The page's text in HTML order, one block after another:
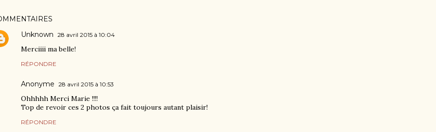
Unknown 28 avril 2015 à 10:04
Merciiii ma belle!
RÉPONDRE
Anonyme 28 avril 2015 à 10:53
Ohhhhh Merci Marie !!!!
Top de revoir ces 2 photos ça fait toujours autant plaisir!
RÉPONDRE